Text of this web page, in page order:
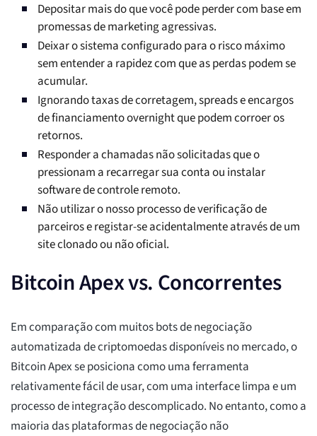
Depositar mais do que você pode perder com base em
promessas de marketing agressivas.
Deixar o sistema configurado para o risco máximo
sem entender a rapidez com que as perdas podem se
acumular.
Ignorando taxas de corretagem, spreads e encargos
de financiamento overnight que podem corroer os
retornos.
Responder a chamadas não solicitadas que o
pressionam a recarregar sua conta ou instalar
software de controle remoto.
Não utilizar o nosso processo de verificação de
parceiros e registar-se acidentalmente através de um
site clonado ou não oficial.
Bitcoin Apex vs. Concorrentes
Em comparação com muitos bots de negociação
automatizada de criptomoedas disponíveis no mercado, o
Bitcoin Apex se posiciona como uma ferramenta
relativamente fácil de usar, com uma interface limpa e um
processo de integração descomplicado. No entanto, como a
maioria das plataformas de negociação não